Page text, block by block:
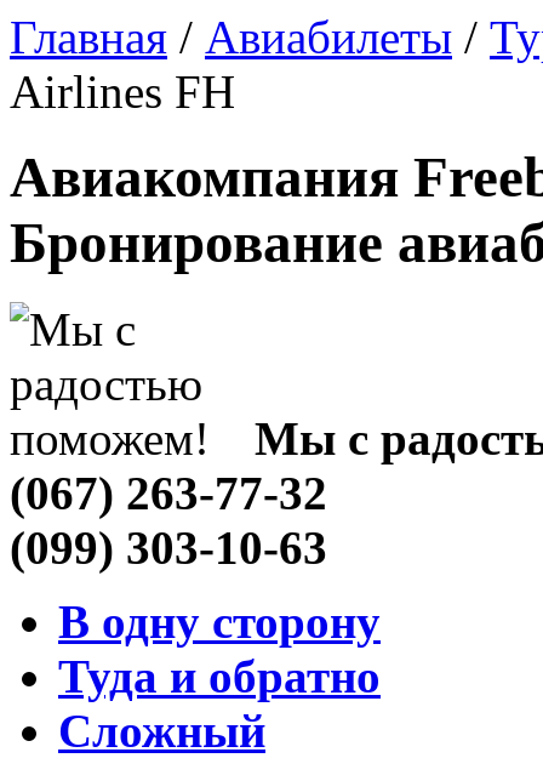
Главная / Авиабилеты /
Airlines FH
Авиакомпания
Бронирование
Мы с
(067) 263-77-32
(099) 303-10-63
В одну сторону
Туда и обратно
Сложный